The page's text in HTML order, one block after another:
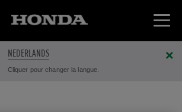
NEDERLANDS
Cliquer pour changer la langue.